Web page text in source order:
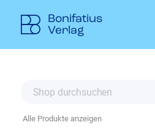
Alle Produkte anzeigen